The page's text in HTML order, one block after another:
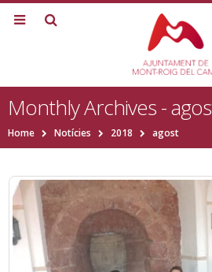
Monthly Archives -
Home Notícies 2018 agost